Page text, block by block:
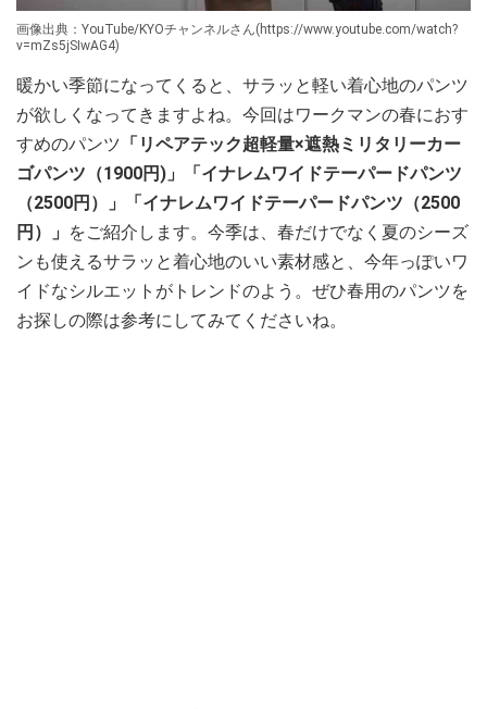
画像出典：YouTube/KYOチャンネルさん(https://www.youtube.com/watch?
v=mZs5jSIwAG4)
暖かい季節になってくると、サラッと軽い着心地のパンツ
が欲しくなってきますよね。今回はワークマンの春におす
すめのパンツ 「リペアテック超軽量×遮熱ミリタリーカー
ゴパンツ（1900円)」「イナレムワイドテーパードパンツ
（2500円）」「イナレムワイドテーパードパンツ（2500
円）」 をご紹介します。今季は、春だけでなく夏のシーズ
ンも使えるサラッと着心地のいい素材感と、今年っぽいワ
イドなシルエットがトレンドのよう。ぜひ春用のパンツを
お探しの際は参考にしてみてくださいね。